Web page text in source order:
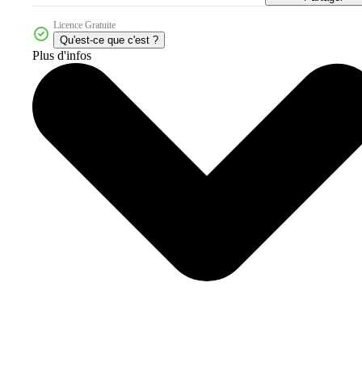
Licence Gratuite
Qu'est-ce que c'est ?
Plus d'infos